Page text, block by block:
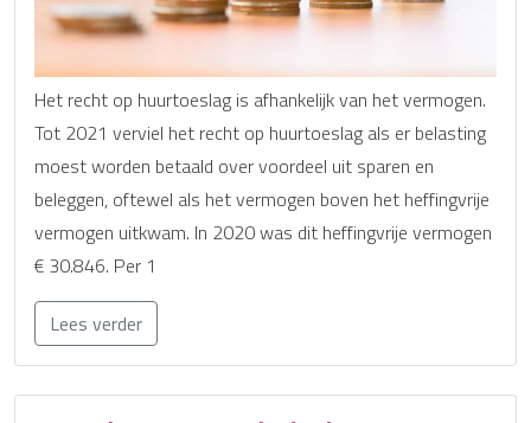
Het recht op huurtoeslag is afhankelijk van het vermogen.
Tot 2021 verviel het recht op huurtoeslag als er belasting
moest worden betaald over voordeel uit sparen en
beleggen, oftewel als het vermogen boven het heffingvrije
vermogen uitkwam. In 2020 was dit heffingvrije vermogen
€ 30.846. Per 1
Lees verder